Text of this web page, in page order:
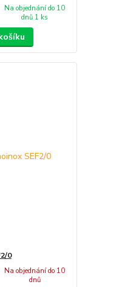
Na objednání do 10
dnů 1 ks
0
Na objednání do 10
dnů